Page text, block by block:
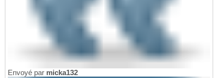
Envoyé par micka132